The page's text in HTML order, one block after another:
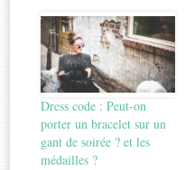
Dress code : Peut-on
porter un bracelet sur un
gant de soirée ? et les
médailles ?